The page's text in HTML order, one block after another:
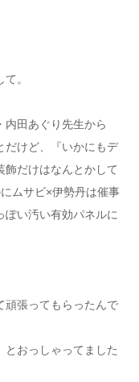
。
内田あぐり先生から
だけど、『いかにもデ
飾だけはなんとかして
ムサビ×伊勢丹は催事
ぽい汚い有効パネルに
頑張ってもらったんで
とおっしゃってました